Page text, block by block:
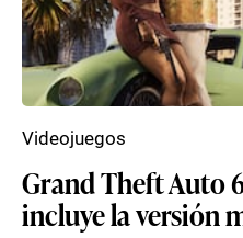
Grand Theft Auto
incluye la versión
Videojuegos